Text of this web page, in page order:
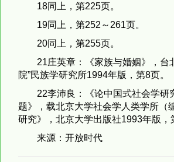
18同上，第225页。
19同上，第252～261页。
20同上，第255页。
21庄英章：《家族与婚姻》，台
院”民族学研究所1994年版，第8页。
22李沛良：《论中国式社会学研
题》，载北京大学社会学人类学所（
研究》，北京大学出版社1993年版，
来源：开放时代